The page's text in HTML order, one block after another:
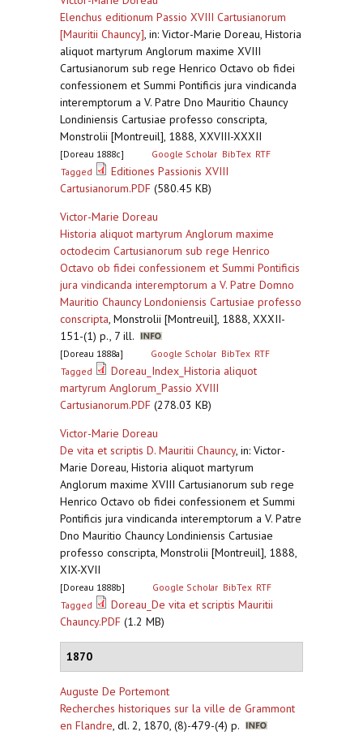
Elenchus editionum Passio XVIII Cartusianorum
[Mauritii Chauncy], in: Victor-Marie Doreau, Historia
aliquot martyrum Anglorum maxime XVIII
Cartusianorum sub rege Henrico Octavo ob fidei
confessionem et Summi Pontificis jura vindicanda
interemptorum a V. Patre Dno Mauritio Chauncy
Londiniensis Cartusiae professo conscripta,
Monstrolii [Montreuil], 1888, XXVIII-XXXII
[Doreau 1888c] Google Scholar BibTex RTF
Tagged
Editiones Passionis XVIII
Cartusianorum.PDF (580.45 KB)
Victor-Marie Doreau
Historia aliquot martyrum Anglorum maxime
octodecim Cartusianorum sub rege Henrico
Octavo ob fidei confessionem et Summi Pontificis
jura vindicanda interemptorum a V. Patre Domno
Mauritio Chauncy Londoniensis Cartusiae professo
conscripta, Monstrolii [Montreuil], 1888, XXXII-
151-(1) p., 7 ill.
[Doreau 1888a] Google Scholar BibTex RTF
Tagged
Doreau_Index_Historia aliquot
martyrum Anglorum_Passio XVIII
Cartusianorum.PDF (278.03 KB)
Victor-Marie Doreau
De vita et scriptis D. Mauritii Chauncy, in: Victor-
Marie Doreau, Historia aliquot martyrum
Anglorum maxime XVIII Cartusianorum sub rege
Henrico Octavo ob fidei confessionem et Summi
Pontificis jura vindicanda interemptorum a V. Patre
Dno Mauritio Chauncy Londiniensis Cartusiae
professo conscripta, Monstrolii [Montreuil], 1888,
XIX-XVII
[Doreau 1888b] Google Scholar BibTex RTF
Tagged
Doreau_De vita et scriptis Mauritii
Chauncy.PDF (1.2 MB)
1870
Auguste De Portemont
Recherches historiques sur la ville de Grammont
en Flandre, dl. 2, 1870, (8)-479-(4) p.